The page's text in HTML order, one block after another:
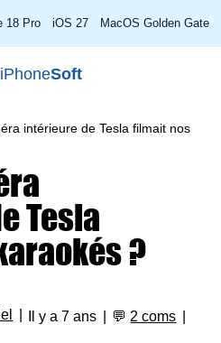
18 Pro iOS 27 MacOS Golden Gate
iPhoneSoft
intérieure de Tesla filmait nos
Tesla
?
Il y a 7 ans 💬 2 coms